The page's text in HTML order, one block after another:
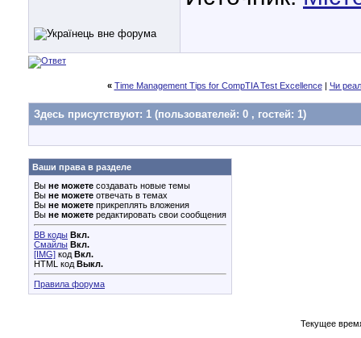
« Time Management Tips for CompTIA Test Excellence| Чи
Здесь присутствуют: 1 (пользователей: 0 , гостей: 1)
Ваши права в разделе
Вы не можете создавать новые темы
Вы не можете отвечать в темах
Вы не можете прикреплять вложения
Вы не можете редактировать свои сообщения
BB коды Вкл.
Смайлы Вкл.
[IMG] код Вкл.
HTML код Выкл.
Правила форума
Текущее